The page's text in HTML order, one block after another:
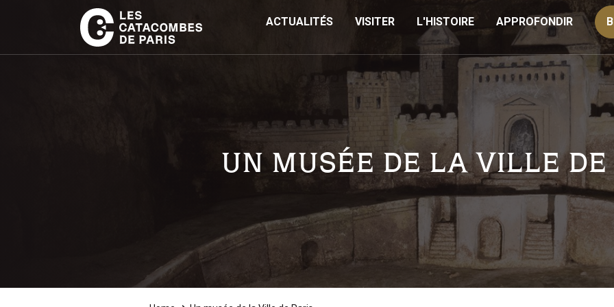
ACTUALITÉS VISITER L'HISTOIRE APPROFONDIR
UN MUSÉE DE LA VILLE DE